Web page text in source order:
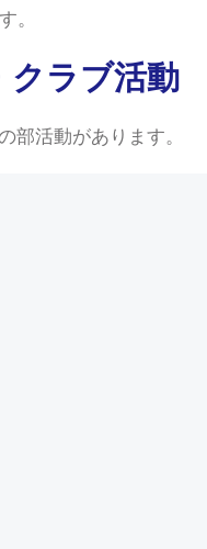
。
クラブ活動
活動があります。